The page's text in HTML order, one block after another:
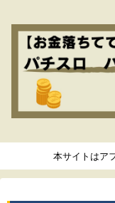
本サイトはア